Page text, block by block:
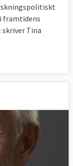
framtidens
Tina